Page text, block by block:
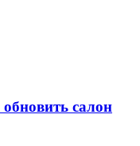
салон